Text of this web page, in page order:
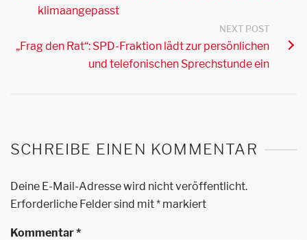
klimaangepasst
NEXT POST
„Frag den Rat“: SPD-Fraktion lädt zur persönlichen
und telefonischen Sprechstunde ein
SCHREIBE EINEN KOMMENTAR
Deine E-Mail-Adresse wird nicht veröffentlicht.
Erforderliche Felder sind mit* markiert
Kommentar*